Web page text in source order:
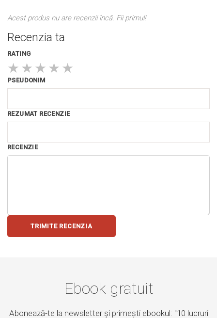
Acest produs nu are recenzii încă. Fii primul!
Recenzia ta
RATING
★ ★ ★ ★ ★
PSEUDONIM
REZUMAT RECENZIE
RECENZIE
TRIMITE RECENZIA
Ebook gratuit
Abonează-te la newsletter și primești ebookul: "10 lucruri